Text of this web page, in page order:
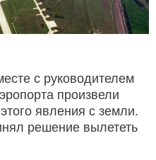
с руководителем
произвели
явления с земли.
решение вылететь